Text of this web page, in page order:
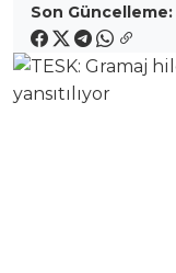
Son Güncelleme: